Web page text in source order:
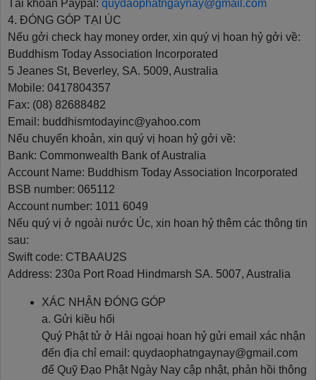
Tài khoản Paypal: quydaophatngaynay@gmail.com
4. ĐÓNG GÓP TẠI ÚC
Nếu gởi check hay money order, xin quý vị hoan hỷ gởi về:
Buddhism Today Association Incorporated
5 Jeanes St, Beverley, SA. 5009, Australia
Mobile: 0417804357
Fax: (08) 82688482
Email: buddhismtodayinc@yahoo.com
Nếu chuyển khoản, xin quý vị hoan hỷ gởi về:
Bank: Commonwealth Bank of Australia
Account Name: Buddhism Today Association Incorporated
BSB number: 065112
Account number: 1011 6049
Nếu quý vị ở ngoài nước Úc, xin hoan hỷ thêm các thông tin
sau:
Swift code: CTBAAU2S
Address: 230a Port Road Hindmarsh SA. 5007, Australia
XÁC NHẬN ĐÓNG GÓP
a. Gửi kiều hối
Quý Phật tử ở Hải ngoại hoan hỷ gửi email xác nhận
đến địa chỉ email: quydaophatngaynay@gmail.com
để Quỹ Đạo Phật Ngày Nay cập nhật, phản hồi thông